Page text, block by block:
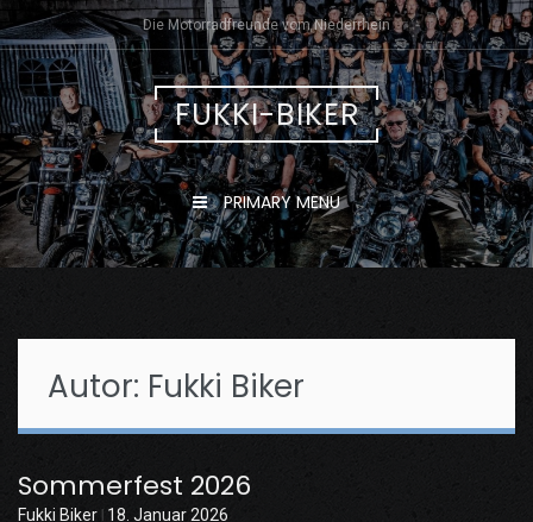
to
content
Die Motorradfreunde vom Niederrhein
FUKKI-BIKER
PRIMARY MENU
Autor: Fukki Biker
Sommerfest 2026
Fukki Biker 18. Januar 2026